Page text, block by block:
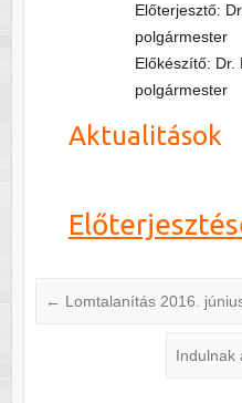
Előterjesztő:
polgármester
Előkészítő: Dr.
polgármester
Aktualitások
← Lomtalanítás 2016.
Indulnak